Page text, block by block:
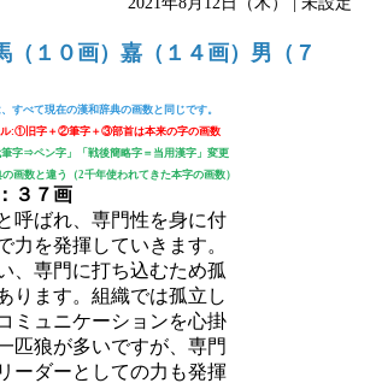
１０画）嘉（１４画）男（７
すべて現在の漢和辞典の画数と同じです。
:①旧字＋②筆字＋③部首は本来の字の画数
字⇒ペン字」「戦後簡略字＝当用漢字」変更
画数と違う（2千年使われてきた本字の画数）
３７画
呼ばれ、専門性を身に付
力を発揮していきます。
、専門に打ち込むため孤
ります。組織では孤立し
ミュニケーションを心掛
匹狼が多いですが、専門
ーダーとしての力も発揮